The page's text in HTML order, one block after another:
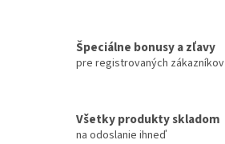
Špeciálne bonusy a zľavy
pre registrovaných zákazníkov
Všetky produkty skladom
na odoslanie ihneď